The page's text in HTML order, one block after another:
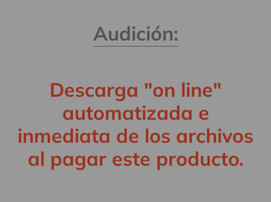
Audición:
Descarga "on line"
automatizada e
inmediata de los archivos
al pagar este producto.